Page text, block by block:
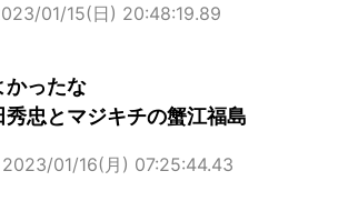
01/15(日) 20:48:19.89
かったな
忠とマジキチの蟹江福島
2023/01/16(月) 07:25:44.43